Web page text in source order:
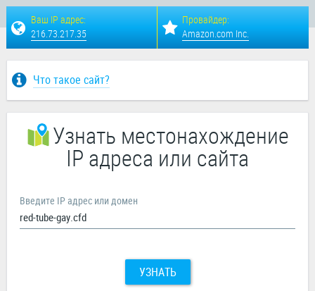
Ваш IP адрес:
216.73.217.35
Провайдер:
Amazon.com Inc.
Что такое сайт?
Узнать местонахождение
IP адреса или сайта
Введите IP адрес или домен
УЗНАТЬ